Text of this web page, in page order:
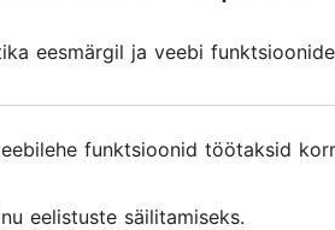
võib olla muutunud, kui sisu
Turismiportaalist, mis
eesmärgil ja veebi
funktsioonid töötaksid
eelistuste säilitamiseks.